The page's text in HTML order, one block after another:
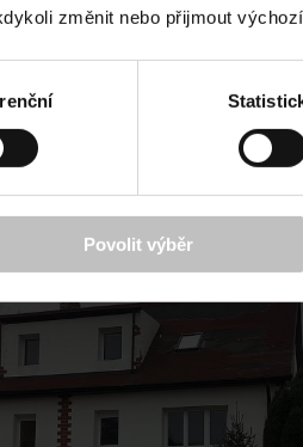
změnit nebo přijmout
Povolit výběr